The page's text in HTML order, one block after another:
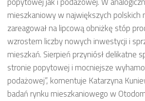
mieszkaniowy w największych polskich
zareagował na lipcową obniżkę stóp
wzrostem liczby nowych inwestycji i
mieszkań. Sierpień przyniósł delikatne
stronie popytowej i mocniejsze
podażowej”, komentuje Katarzyna
badań rynku mieszkaniowego w